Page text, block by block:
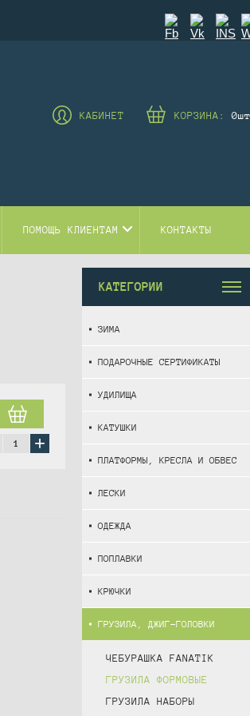
КОРЗИНА:0
КАБИНЕТ
ПОМОЩЬ КЛИЕНТАМ КОНТАКТЫ
КАТЕГОРИИ
ЗИМА
ПОДАРОЧНЫЕ СЕРТИФИКАТЫ
УДИЛИЩА
КАТУШКИ
ПЛАТФОРМЫ, КРЕСЛА И ОБВЕС
ЛЕСКИ
ОДЕЖДА
ПОПЛАВКИ
КРЮЧКИ
ГРУЗИЛА, ДЖИГ-ГОЛОВКИ
ЧЕБУРАШКА FANATIK
ГРУЗИЛА ФОРМОВЫЕ
ГРУЗИЛА НАБОРЫ
+